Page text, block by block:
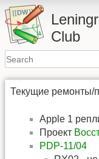
Club
Текущие ремонты/
Apple 1
Проект
PDP-11/04